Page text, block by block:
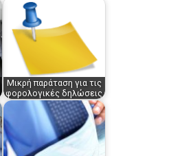
Μικρή παράταση για τις
φορολογικές δηλώσεις